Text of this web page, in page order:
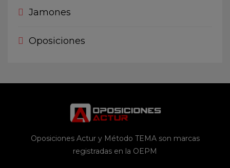
Jamones
Oposiciones
Oposiciones Actur y Método TEMA son marcas
registradas en la OEPM